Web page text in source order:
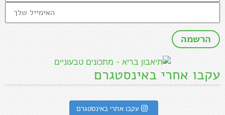
עקבו אחרי באינסטגרם
עקבו אחרי באינסטגרם